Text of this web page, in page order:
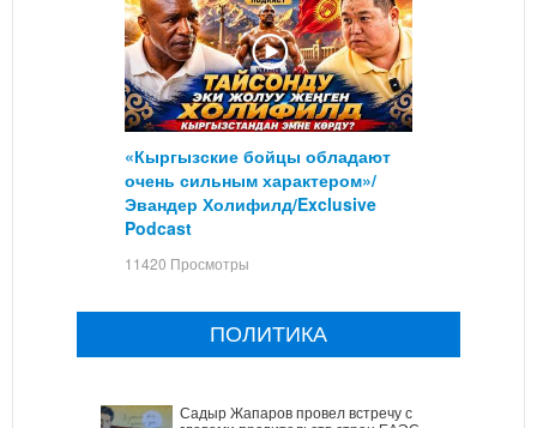
«Кыргызские бойцы обладают
очень сильным характером»/
Эвандер Холифилд/Exclusive
Podcast
11420 Просмотры
ПОЛИТИКА
Садыр Жапаров провел встречу с